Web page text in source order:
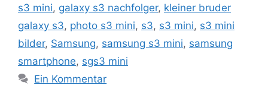
s3 mini, galaxy s3 nachfolger, kleiner bruder
galaxy s3, photo s3 mini, s3, s3 mini, s3 mini
bilder, Samsung, samsung s3 mini, samsung
smartphone, sgs3 mini
Ein Kommentar